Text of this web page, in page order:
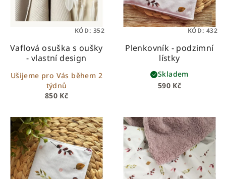
Vaflová osuška s oušky
- vlastní design
850 Kč
Ušijeme pro Vás během 2
týdnů
KÓD: 352
Plenkovník - podzimní
lístky
590 Kč
Skladem
KÓD: 432